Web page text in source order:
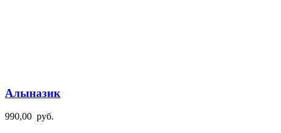
Алыназик
990,00 руб.